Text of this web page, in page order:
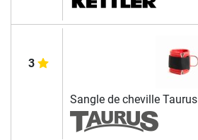
3
Sangle de cheville Taurus